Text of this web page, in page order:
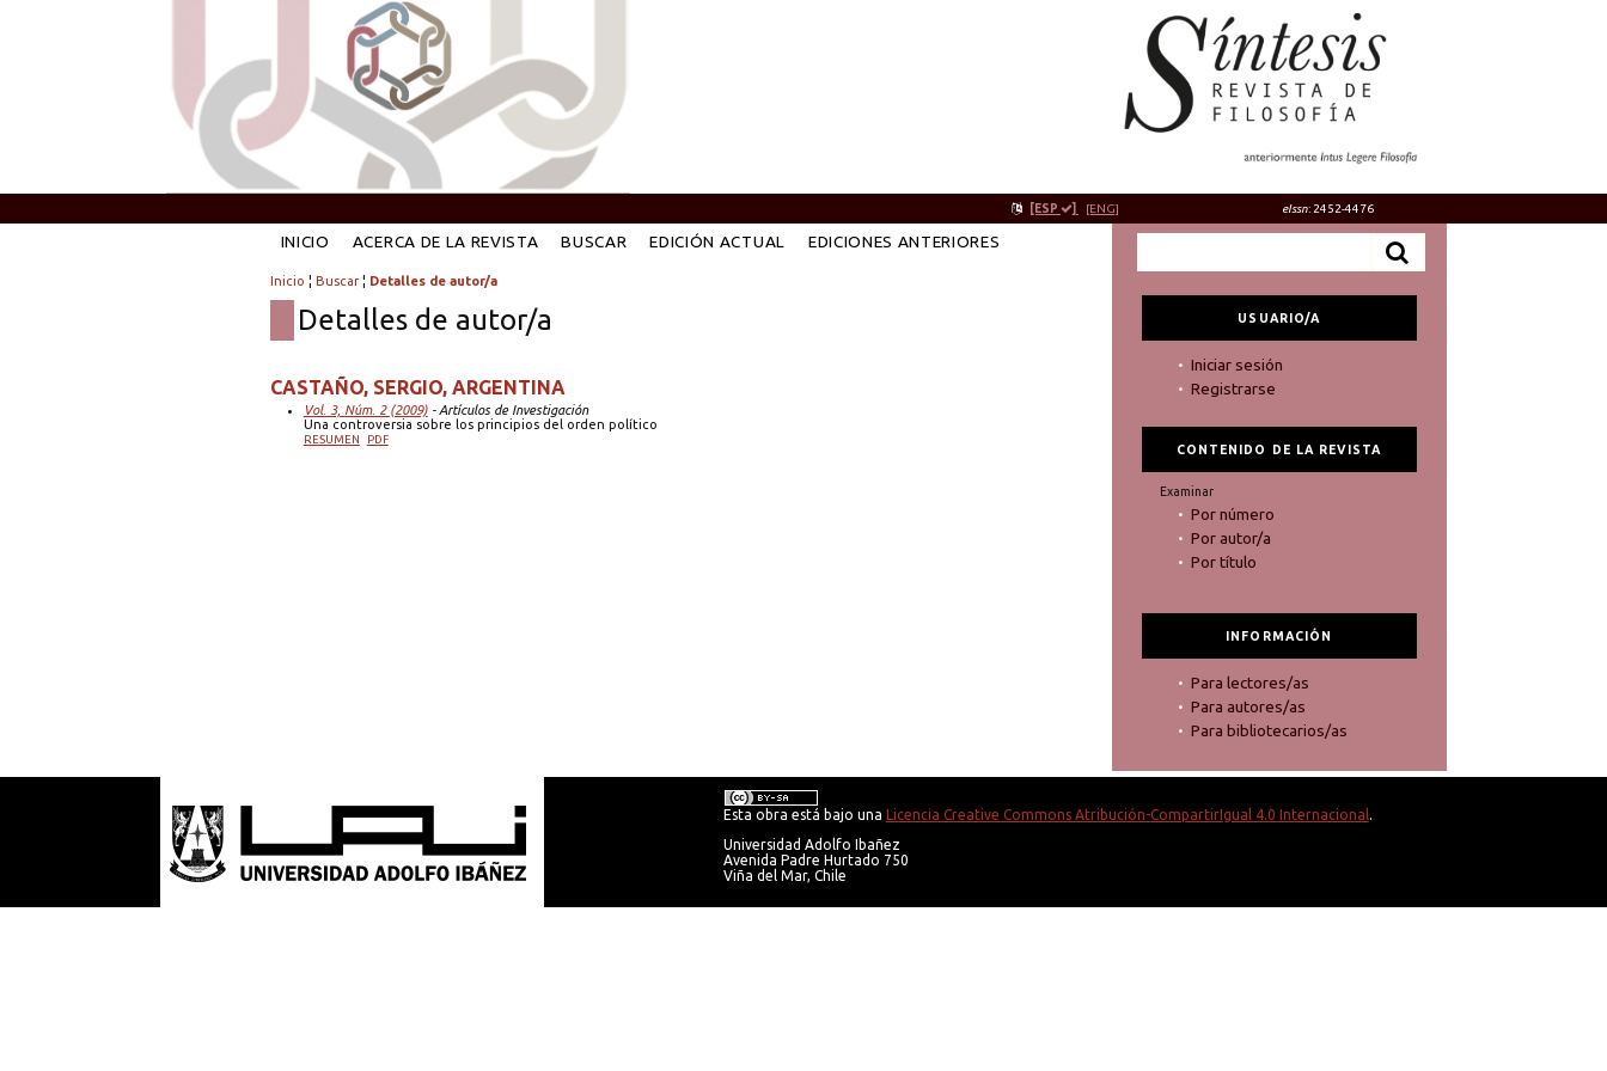
[ESP ] [ENG] eIssn: 2452-4476
USUARIO/A
Iniciar sesión
Registrarse
CONTENIDO DE LA REVISTA
Examinar
Por número
Por autor/a
Por título
INFORMACIÓN
Para lectores/as
Para autores/as
Para bibliotecarios/as
INICIO ACERCA DE LA REVISTA BUSCAR EDICIÓN ACTUAL EDICIONES ANTERIORES
Inicio ¦ Buscar¦ Detalles de autor/a
Detalles de autor/a
CASTAÑO, SERGIO, ARGENTINA
Vol. 3, Núm. 2 (2009)- Artículos de Investigación
Una controversia sobre los principios del orden político
RESUMEN PDF
Esta obra está bajo una Licencia Creative Commons Atribución-CompartirIgual 4.0 Internacional.
Universidad Adolfo Ibañez
Avenida Padre Hurtado 750
Viña del Mar, Chile